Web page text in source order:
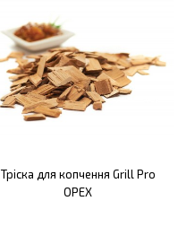
Тріска для копчення Grill Pro
ОРЕХ